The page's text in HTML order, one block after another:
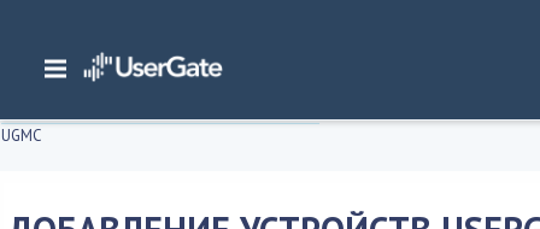
Главная/ Документация/Management Center
Management Center 6.1.x Руководство администратора
UGMC